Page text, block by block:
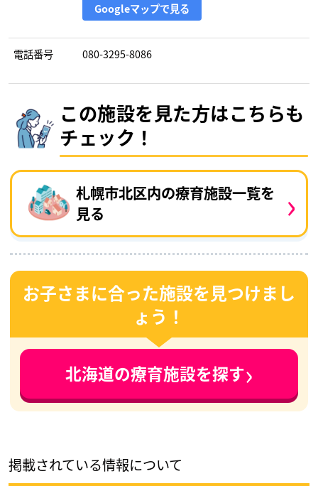
Googleマップで見る
電話番号 080-3295-8086
この施設を見た方はこちらも
チェック！
札幌市北区内の療育施設一覧を
見る
›
お子さまに合った施設を見つけまし
ょう！
北海道の療育施設を探す›
掲載されている情報について